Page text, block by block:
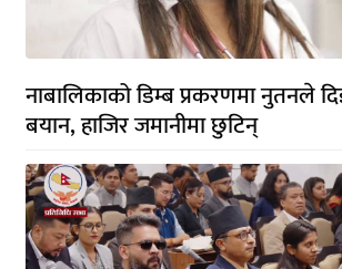
नाबालिकाको डिम्ब प्रकरणमा नुतनले
बयान, हाजिर जमानीमा छुटिन्